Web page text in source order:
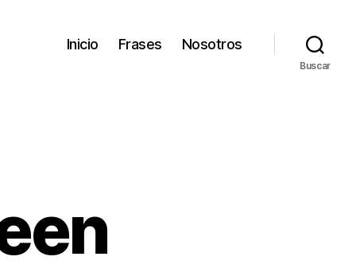
Inicio Frases Nosotros
Buscar